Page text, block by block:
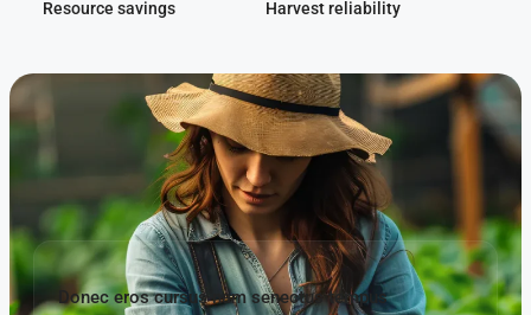
Resource savings Harvest reliability
Donec eros cursus nam senectus tempus